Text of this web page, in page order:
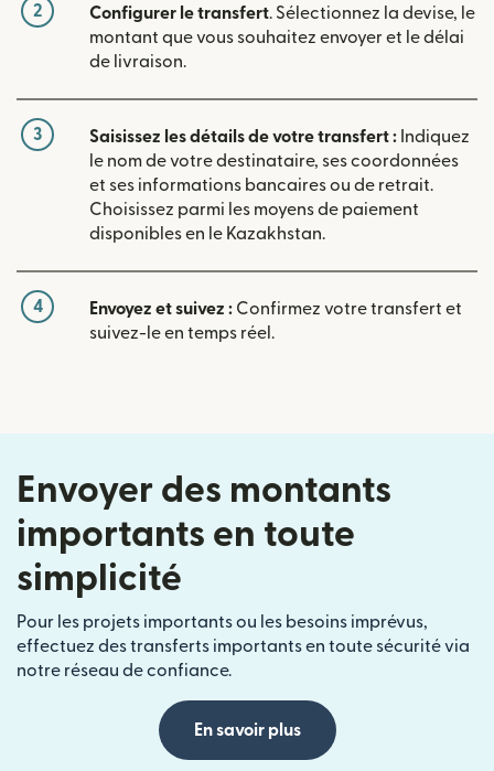
2 Configurer le transfert. Sélectionnez la devise, le
montant que vous souhaitez envoyer et le délai
de livraison.
3 Saisissez les détails de votre transfert : Indiquez
le nom de votre destinataire, ses coordonnées
et ses informations bancaires ou de retrait.
Choisissez parmi les moyens de paiement
disponibles en le Kazakhstan.
4 Envoyez et suivez : Confirmez votre transfert et
suivez-le en temps réel.
Envoyer des montants
importants en toute
simplicité
Pour les projets importants ou les besoins imprévus,
effectuez des transferts importants en toute sécurité via
notre réseau de confiance.
En savoir plus